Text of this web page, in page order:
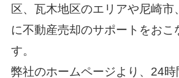
区、瓦木地区のエリアや尼崎市
に不動産売却のサポートをおこ
す。
弊社のホームページより、24